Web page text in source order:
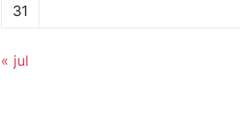
31
« jul